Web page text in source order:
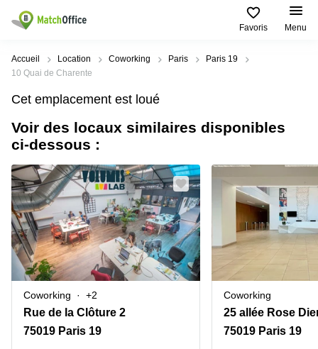
Favoris Menu
Rechercher / publier
Pages
de
Bureau
Centre
d’affaires
Coworking
Salles
de
réunion
Bureau
virtuel
Villes
Populaires
Paris
Lyon
Bordeaux
Marseille
Nantes
Toulouse
Strasbourg
Recherches
populaires
Centres
d'affaires
Location
bureau
Lille
Coworking
Paris
Coworking
Lyon
Coworking
Aide
Qui sommes-nous?
Publier un local
Prix
Connexion
Accueil Location Coworking Paris
Paris 19
10 Quai de Charente
Cet emplacement est loué
Voir des locaux similaires disponibles
ci-dessous :
Coworking +2
Rue de la Clôture 2
75019 Paris 19
Coworking
75019 Paris 19